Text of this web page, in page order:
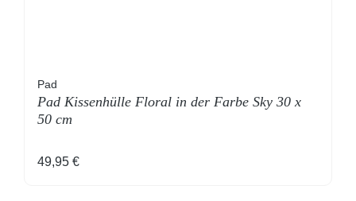
Pad
Pad Kissenhülle Floral in der Farbe Sky 30 x
50 cm
Regulärer Preis:
49,95 €